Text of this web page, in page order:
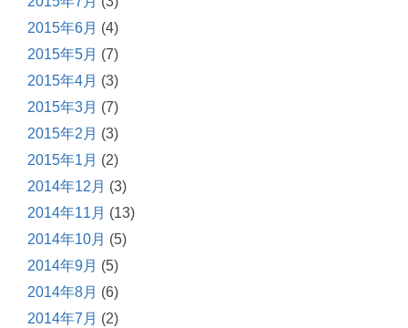
2015年6月 (4)
2015年5月 (7)
2015年4月 (3)
2015年3月 (7)
2015年2月 (3)
2015年1月 (2)
2014年12月 (3)
2014年11月 (13)
2014年10月 (5)
2014年9月 (5)
2014年8月 (6)
2014年7月 (2)